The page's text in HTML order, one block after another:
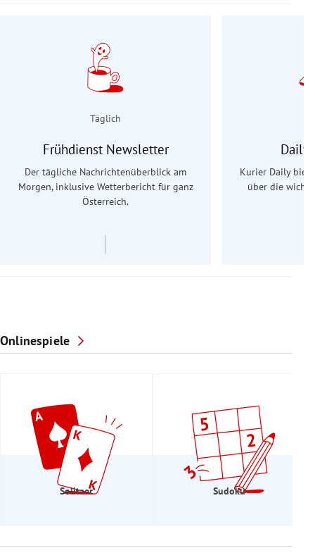
Täglich
Frühdienst Newsletter
Der tägliche Nachrichtenüberblick am
Morgen, inklusive Wetterbericht für ganz
Österreich.
Daily
Kurier Daily
über die
Onlinespiele
Solitaer Sudoku